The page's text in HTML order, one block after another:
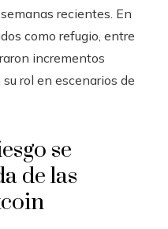
recientes. En
como refugio, entre
incrementos
rol en escenarios de
se
de las